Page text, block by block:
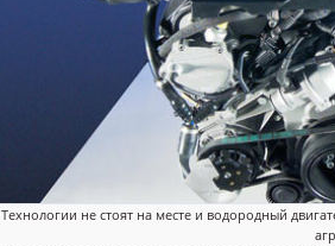
Технологии не стоят на месте и водородный